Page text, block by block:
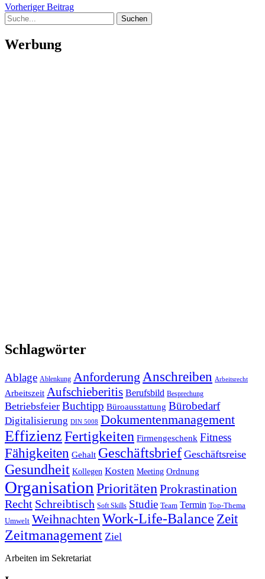
Beitragsnavigation
Vorheriger BeitragVorheriger
Suche
Werbung
Schlagwörter
Ablage Ablenkung Anforderung Anschreiben Arbeitsrecht
Arbeitszeit Aufschieberitis Berufsbild Besprechung
Betriebsfeier Buchtipp Büroausstattung Bürobedarf
Digitalisierung DIN 5008 Dokumentenmanagement
EffizienzFertigkeiten Firmengeschenk Fitness
Fähigkeiten Gehalt Geschäftsbrief Geschäftsreise
Gesundheit Kollegen Kosten Meeting Ordnung
Organisation Prioritäten Prokrastination
Recht Schreibtisch Soft Skills Studie Team Termin Top-Thema
Umwelt Weihnachten Work-Life-Balance Zeit
Zeitmanagement Ziel
Arbeiten im Sekretariat